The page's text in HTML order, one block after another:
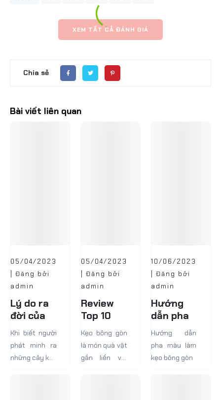
XEM TẤT CẢ ĐÁNH GIÁ
Chia sẻ
Bài viết liên quan
05/04/2023
| Đăng bởi
admin
Lý do ra
đời của
kẹo bông
gòn
Khi biết người
phát minh ra
những cây kẹo
05/04/2023
| Đăng bởi
admin
Review
Top 10
Máy Làm
Kẹo Bông
Gòn Tiện
Lợi Dành
Kẹo bông gòn
là món quà vặt
gắn liền với
10/06/2023
| Đăng bởi
admin
Hướng
dẫn pha
màu làm
kẹo bông
gòn
Hướng dẫn
pha màu làm
kẹo bông gòn